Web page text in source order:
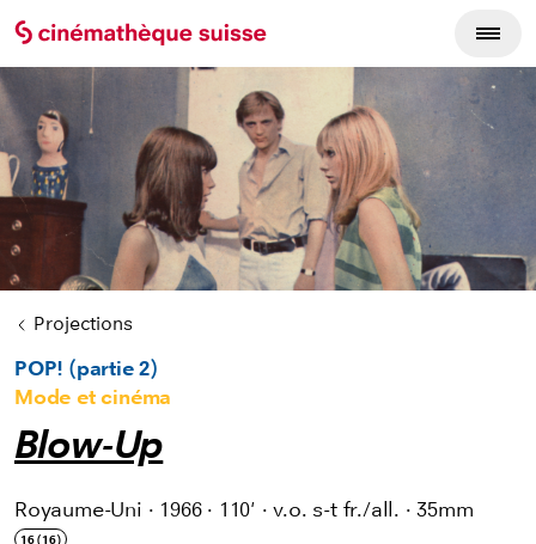
Projections
POP! (partie 2)
Mode et cinéma
Blow-Up
Royaume-Uni · 1966· 110' ·v.o. s-t fr./all. ·35mm
16 (16)